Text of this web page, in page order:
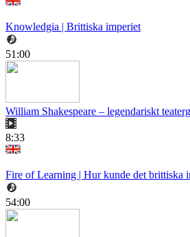
Knowledgia | Brittiska imperiet
51:00
William Shakespeare – legendariskt
8:33
Fire of Learning | Hur kunde det brittiska
54:00